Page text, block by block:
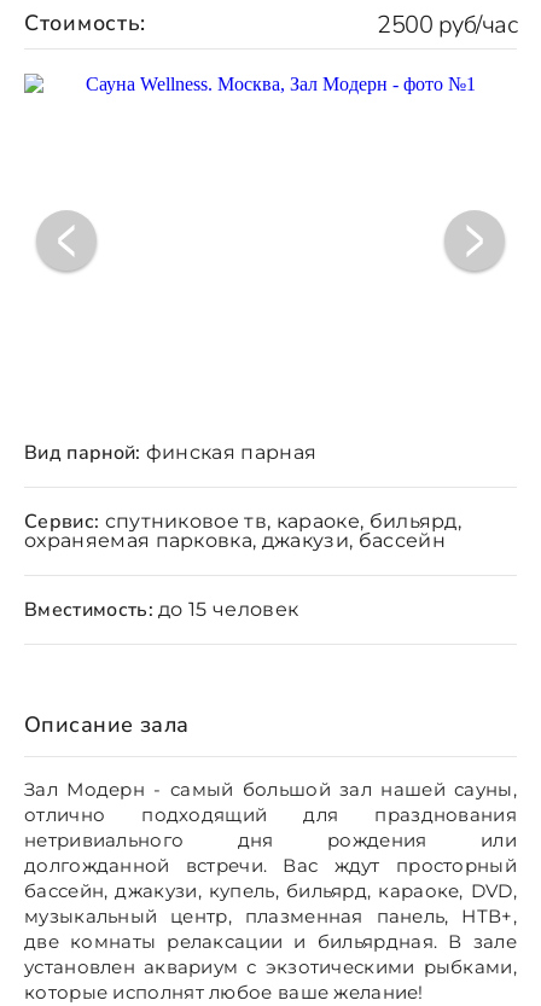
Стоимость: 2500 руб/час
Вид парной: финская парная
Сервис: спутниковое тв, караоке, бильярд,
охраняемая парковка, джакузи, бассейн
Вместимость: до 15 человек
Описание зала
Зал Модерн - самый большой зал нашей сауны,
отлично подходящий для празднования
нетривиального дня рождения или
долгожданной встречи. Вас ждут просторный
бассейн, джакузи, купель, бильярд, караоке, DVD,
музыкальный центр, плазменная панель, НТВ+,
две комнаты релаксации и бильярдная. В зале
установлен аквариум с экзотическими рыбками,
которые исполнят любое ваше желание!